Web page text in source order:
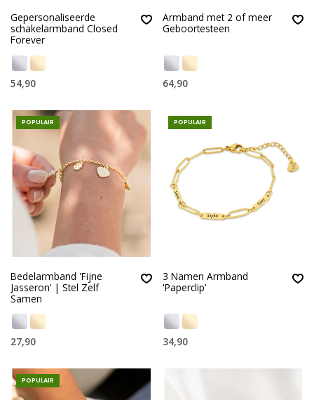
Gepersonaliseerde
schakelarmband Closed
Forever
54,90
Armband met 2 of meer
Geboortesteen
64,90
POPULAIR
Bedelarmband 'Fijne
Jasseron' | Stel Zelf
Samen
27,90
POPULAIR
3 Namen Armband
'Paperclip'
34,90
POPULAIR